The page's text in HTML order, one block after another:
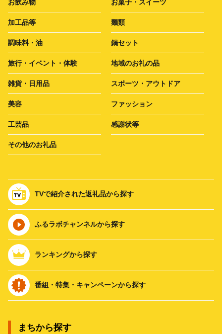
お飲み物 お菓子・スイーツ
加工品等 麺類
調味料・油 鍋セット
旅行・イベント・体験 地域のお礼の品
雑貨・日用品 スポーツ・アウトドア
美容 ファッション
工芸品 感謝状等
その他のお礼品
TVで紹介された返礼品から探す
ふるラボチャンネルから探す
ランキングから探す
番組・特集・キャンペーンから探す
まちから探す